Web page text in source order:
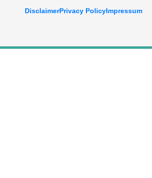
DisclaimerPrivacy PolicyImpressum